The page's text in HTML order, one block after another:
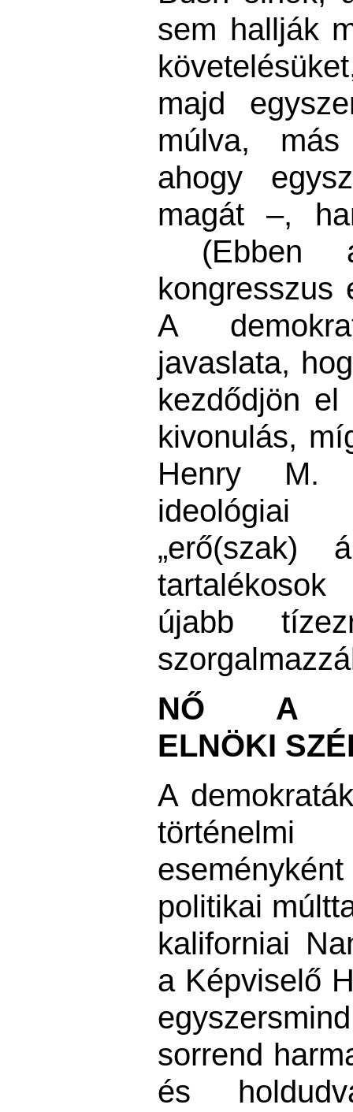
sem hallják
majd
múlva,
ahogy
magát –,
(Ebben
kongresszus
A
javaslata,
kezdődjön
kivonulás,
Henry M.
„erő(szak)
újabb
NŐ A
ELNÖKI
A
politikai
kaliforniai
a Képviselő
sorrend
és